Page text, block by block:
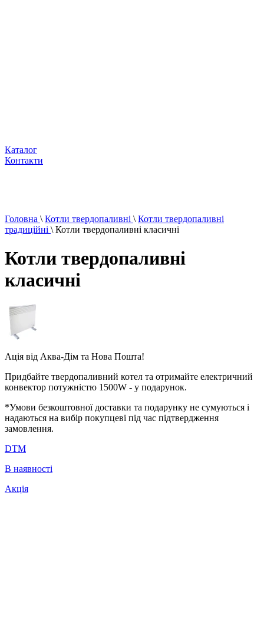
Каталог
Контакти
Головна \ Котли твердопаливні \ Котли твердопаливні
традиційні \ Котли твердопаливні класичні
Котли твердопаливні
класичні
Ація від Аква-Дім та Нова Пошта!
Придбайте твердопаливний котел та отримайте електричний
конвектор потужністю 1500W - у подарунок.
*Умови безкоштовної доставки та подарунку не сумуються і
надаються на вибір покупцеві під час підтвердження
замовлення.
DTM
В наявності
Акція